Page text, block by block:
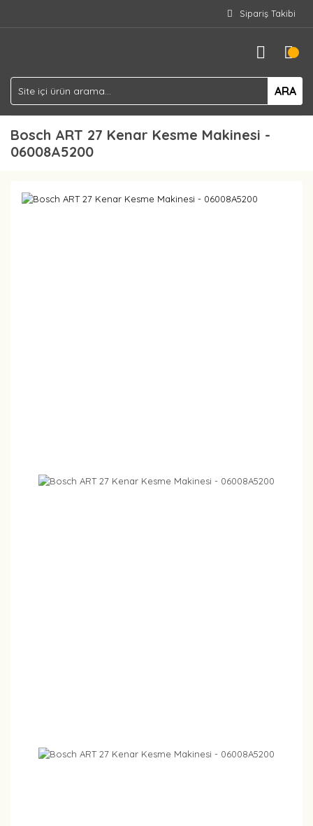
Sipariş Takibi
ARA
Bosch ART 27 Kenar Kesme Makinesi -
06008A5200